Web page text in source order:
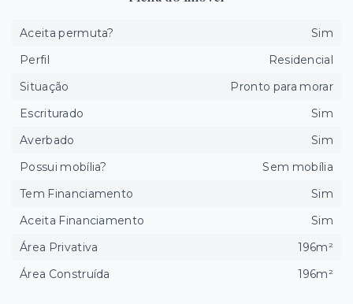
Aceita permuta?
Sim
Perfil
Residencial
Situação
Pronto para morar
Escriturado
Sim
Averbado
Sim
Possui mobília?
Sem mobília
Tem Financiamento
Sim
Aceita Financiamento
Sim
Área Privativa
196m²
Área Construída
196m²